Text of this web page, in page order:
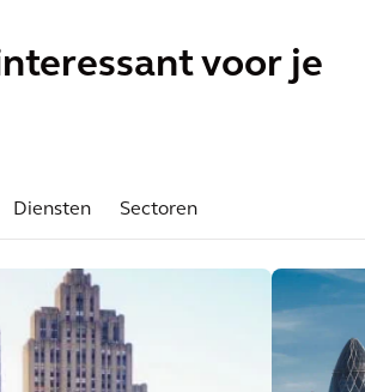
voor je
Diensten Sectoren